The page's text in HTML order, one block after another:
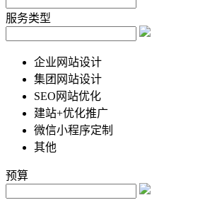
服务类型
企业网站设计
集团网站设计
SEO网站优化
建站+优化推广
微信小程序定制
其他
预算